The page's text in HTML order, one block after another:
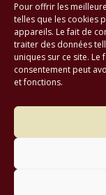
Pour offrir les
telles que les cookies
appareils. Le fait de
traiter des données
uniques sur ce site.
consentement peut
et fonctions.
© 2026 M